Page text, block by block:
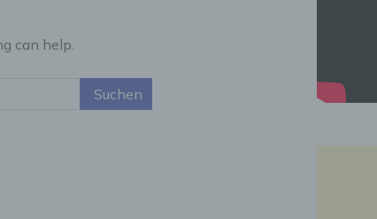
can help.